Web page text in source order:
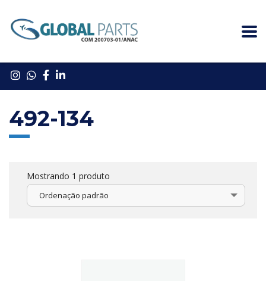
492-134
Mostrando 1 produto
Ordenação padrão